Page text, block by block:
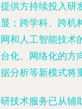
供方持续投入研
；跨学科、跨机
和人工智能技术
化、网络化的方
分析等新模式将
技术服务已从辅